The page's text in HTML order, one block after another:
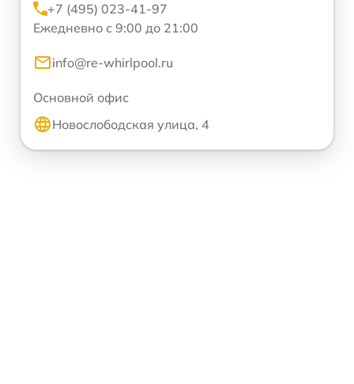
+7 (495) 023-41-97
Ежедневно с 9:00 до 21:00
info@re-whirlpool.ru
Основной офис
Новослободская улица, 4